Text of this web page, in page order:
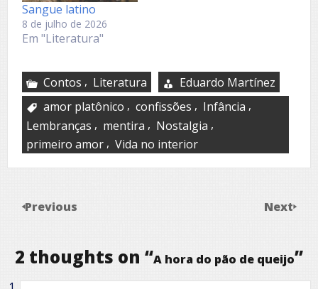
Sangue latino
8 de julho de 2026
Em "Literatura"
Contos , Literatura
Eduardo Martínez
amor platônico , confissões , Infância ,
Lembranças , mentira , Nostalgia ,
primeiro amor , Vida no interior
Previous Next
2 thoughts on “A hora do pão de queijo”